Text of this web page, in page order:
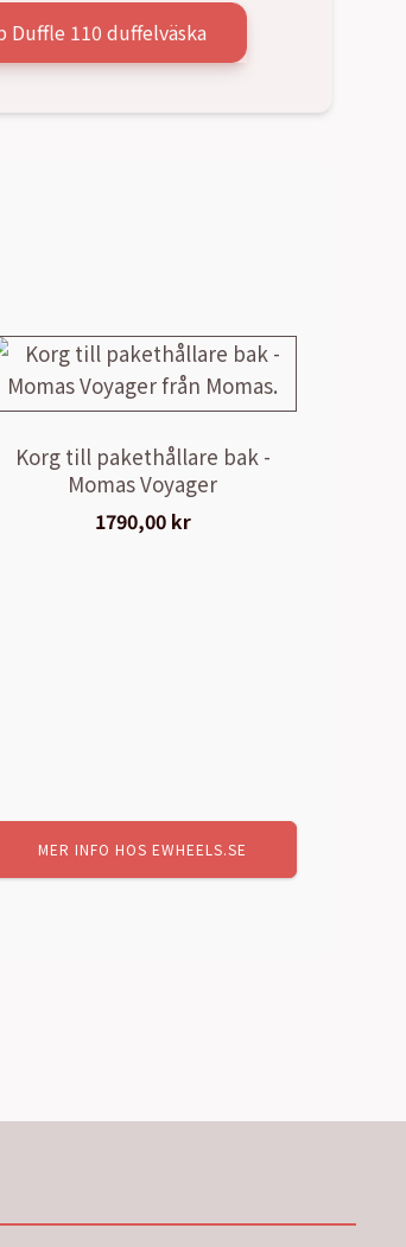
110 duffelväska
Korg till pakethållare bak -
Momas Voyager
1790,00 kr
MER INFO HOS EWHEELS.SE